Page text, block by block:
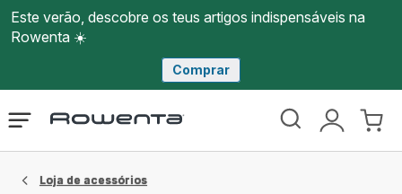
Este verão, descobre os teus artigos indispensáveis na
Rowenta ☀️
Comprar
Página
Rowenta
O
Abrir
Loja de acessórios​